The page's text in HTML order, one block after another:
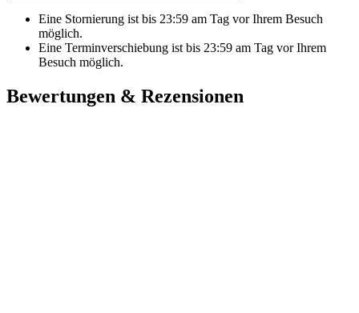
Eine Stornierung ist bis 23:59 am Tag vor Ihrem Besuch
möglich.
Eine Terminverschiebung ist bis 23:59 am Tag vor Ihrem
Besuch möglich.
Bewertungen & Rezensionen